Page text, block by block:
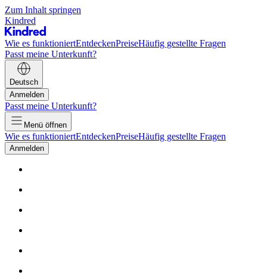
Zum Inhalt springen
Kindred
Wie es funktioniertEntdeckenPreiseHäufig gestellte Fragen
Passt meine Unterkunft?
Deutsch
Anmelden
Passt meine Unterkunft?
Menü öffnen
Wie es funktioniertEntdeckenPreiseHäufig gestellte Fragen
Anmelden